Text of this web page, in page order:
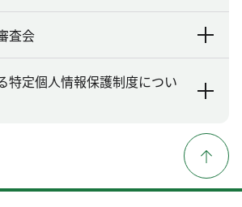
査会
特定個人情報保護制度につい